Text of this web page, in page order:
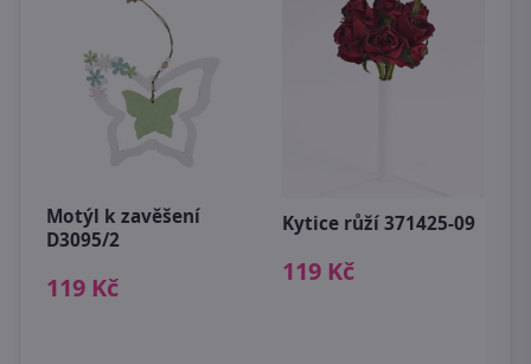
Motýl k zavěšení
D3095/2
119 Kč
Kytice růží 371425-09
119 Kč